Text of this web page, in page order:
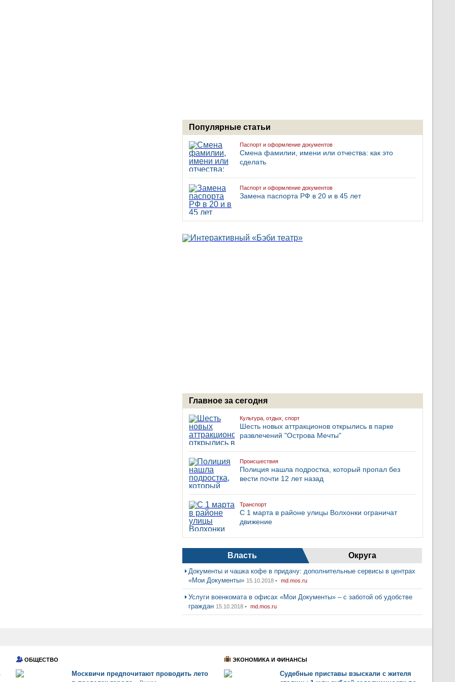
Популярные статьи
Паспорт и оформление документов
Смена фамилии, имени или отчества: как это
сделать
Паспорт и оформление документов
Замена паспорта РФ в 20 и в 45 лет
Главное за сегодня
Культура, отдых, спорт
Шесть новых аттракционов открылись в парке
развлечений "Острова Мечты"
Происшествия
Полиция нашла подростка, который пропал без
вести почти 12 лет назад
Транспорт
С 1 марта в районе улицы Волхонки ограничат
движение
Власть Округа
Документы и чашка кофе в придачу: дополнительные сервисы в центрах
«Мои Документы» 15.10.2018 • md.mos.ru
Услуги военкомата в офисах «Мои Документы» – с заботой об удобстве
граждан 15.10.2018 • md.mos.ru
ОБЩЕСТВО
Москвичи предпочитают проводить лето
ЭКОНОМИКА И ФИНАНСЫ
Судебные приставы взыскали с жителя